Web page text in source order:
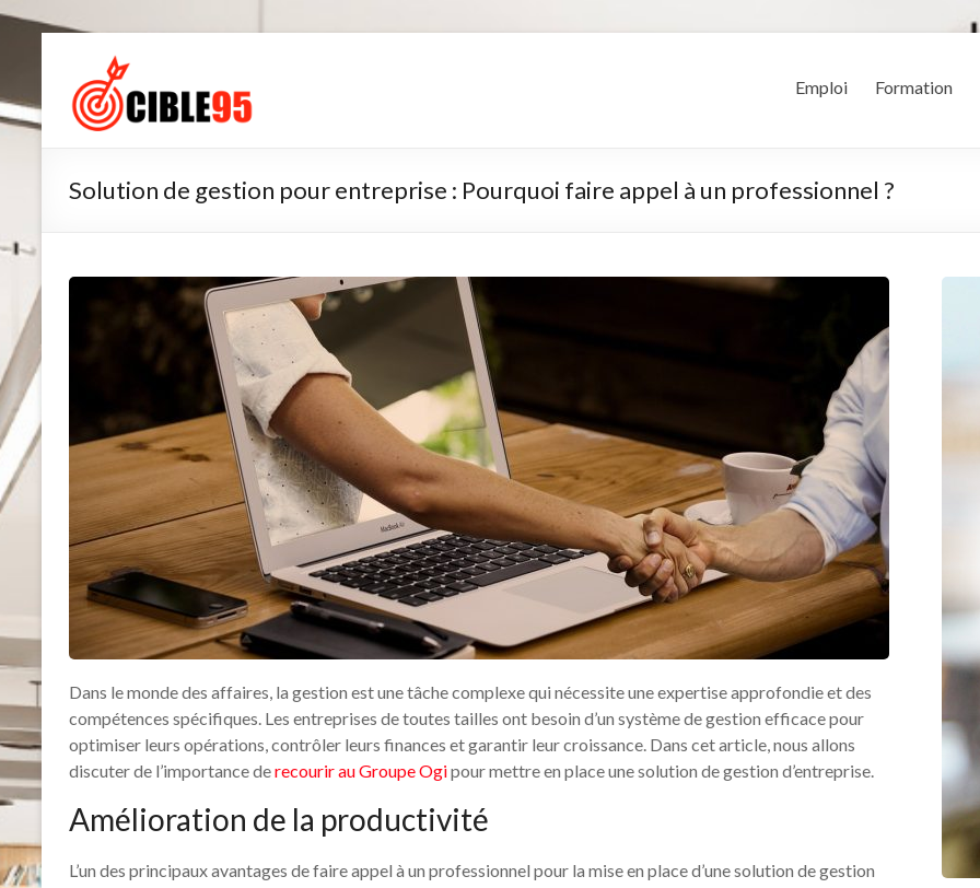
contenuCible95 Emploi Formation
Solution de gestion pour entreprise : Pourquoi faire appel à un professionnel ?
Dans le monde des affaires, la gestion est une tâche complexe qui nécessite une expertise approfondie et des
compétences spécifiques. Les entreprises de toutes tailles ont besoin d’un système de gestion efficace pour
optimiser leurs opérations, contrôler leurs finances et garantir leur croissance. Dans cet article, nous allons
discuter de l’importance derecourir au Groupe Ogipour mettre en place une solution de gestion d’entreprise.
Amélioration de la productivité
L’un des principaux avantages de faire appel à un professionnel pour la mise en place d’une solution de gestion